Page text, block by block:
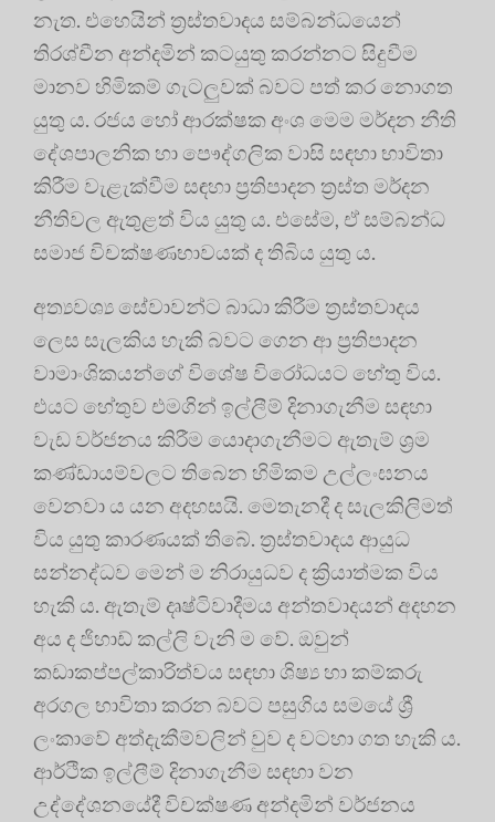
නැත. එහෙයින් ත්‍රස්තවාදය සම්බන්ධයෙන්
තිරශ්චීන අන්දමින් කටයුතු කරන්නට සිදුවීම
මානව හිමිකම් ගැටලුවක් බවට පත් කර නොගත
යුතු ය. රජය හෝ ආරක්ෂක අංශ මෙම මර්දන නීති
දේශපාලනික හා පෞද්ගලික වාසි සඳහා භාවිතා
කිරීම වැළැක්වීම සඳහා ප්‍රතිපාදන ත්‍රස්ත මර්දන
නීතිවල ඇතුළත් විය යුතු ය. එසේම, ඒ සම්බන්ධ
සමාජ විචක්ෂණභාවයක් ද තිබිය යුතු ය.
අත්‍යවශ්‍ය සේවාවන්ට බාධා කිරීම ත්‍රස්තවාදය
ලෙස සැලකිය හැකි බවට ගෙන ආ ප්‍රතිපාදන
වාමාංශිකයන්ගේ විශේෂ විරෝධයට හේතු විය.
එයට හේතුව එමගින් ඉල්ලීම් දිනාගැනීම සඳහා
වැඩ වර්ජනය කිරීම යොදාගැනීමට ඇතැම් ශ්‍රම
කණ්ඩායම්වලට තිබෙන හිමිකම උල්ලංඝනය
වෙනවා ය යන අදහසයි. මෙතැනදී ද සැලකිලිමත්
විය යුතු කාරණයක් තිබේ. ත්‍රස්තවාදය ආයුධ
සන්නද්ධව මෙන් ම නිරායුධව ද ක්‍රියාත්මක විය
හැකි ය. ඇතැම් දෘෂ්ටිවාදීමය අන්තවාදයන් අදහන
අය ද ජිහාඩ් කල්ලි වැනි ම වේ. ඔවුන්
කඩාකප්පල්කාරිත්වය සඳහා ශිෂ්‍ය හා කම්කරු
අරගල භාවිතා කරන බවට පසුගිය සමයේ ශ්‍රී
ලංකාවේ අත්දැකීම්වලින් වුව ද වටහා ගත හැකි ය.
ආර්ථික ඉල්ලීම් දිනාගැනීම සඳහා වන
උද්දේශනයේදී විචක්ෂණ අන්දමින් වර්ජනය